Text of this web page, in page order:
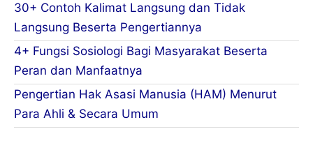
30+ Contoh Kalimat Langsung dan Tidak
Langsung Beserta Pengertiannya
4+ Fungsi Sosiologi Bagi Masyarakat Beserta
Peran dan Manfaatnya
Pengertian Hak Asasi Manusia (HAM) Menurut
Para Ahli & Secara Umum